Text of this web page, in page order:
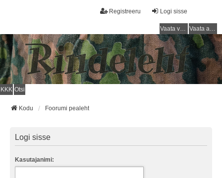
Logi sisse
Registreeru
Vaata vastamata teemasi Vaata aktiivseid teemasid
KKK Otsi
Kodu Foorumi pealeht
Logi sisse
Kasutajanimi: